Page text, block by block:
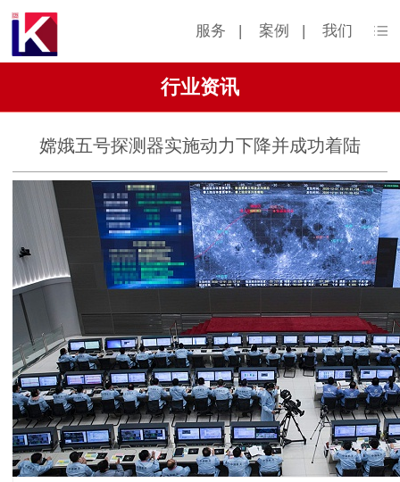
服务 | 案例 | 我们
行业资讯
嫦娥五号探测器实施动力下降并成功着陆